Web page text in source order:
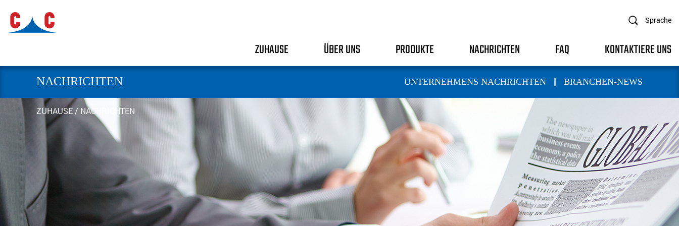
Sprache
ZUHAUSE ÜBER UNS PRODUKTE NACHRICHTEN FAQ KONTAKTIERE UNS
NACHRICHTEN UNTERNEHMENS NACHRICHTEN BRANCHEN-NEWS
ZUHAUSE / NACHRICHTEN